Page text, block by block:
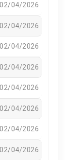
02/04/2026
02/04/2026
02/04/2026
02/04/2026
02/04/2026
02/04/2026
02/04/2026
02/04/2026